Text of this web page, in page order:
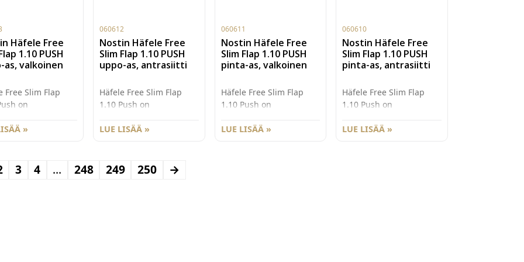
Häfele Free
1.10 PUSH
as, valkoinen
Free Slim Flap
on
nostimien
ja
»
060612
Nostin Häfele Free
Slim Flap 1.10 PUSH
uppo-as, antrasiitti
Häfele Free Slim Flap
1.10 Push on
ja kompakti
Free Slim nostimien
LUE LISÄÄ »
060611
Nostin Häfele Free
Slim Flap 1.10 PUSH
pinta-as, valkoinen
Häfele Free Slim Flap
1.10 Push on
ja kompakti
LUE LISÄÄ »
060610
Nostin Häfele Free
Slim Flap 1.10 PUSH
pinta-as, antrasiitti
Häfele Free Slim Flap
1.10 Push on
ja kompakti
LUE LISÄÄ »
3 4 … 248 249 250 →